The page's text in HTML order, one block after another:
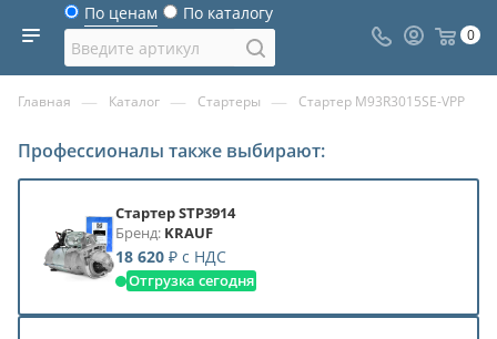
По ценам По каталогу
0
Главная — Каталог — Стартеры — Стартер M93R3015SE-VPP
Профессионалы также выбирают:
Стартер STP3914
Бренд: KRAUF
18 620 ₽ с НДС
Отгрузка сегодня